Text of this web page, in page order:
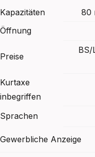
Kapazitäten
80
Öffnung
Preise
BS/
Kurtaxe
inbegriffen
Sprachen
Gewerbliche Anzeige